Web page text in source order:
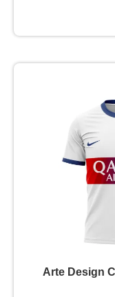
Arte Design